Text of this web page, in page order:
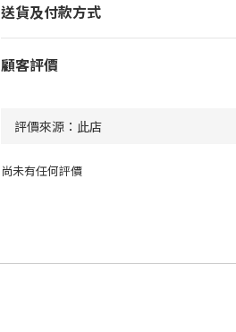
送貨及付款方式
顧客評價
尚未有任何評價